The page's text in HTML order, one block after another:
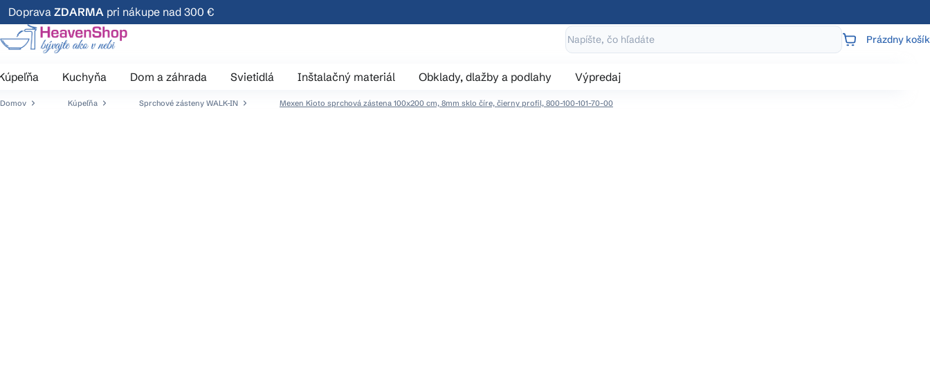
Prejsť
na
obsah
Doprava ZDARMA pri nákupe nad 300 €
NÁKUPNÝ
Prázdny košík
Kuchyňa Dom a záhrada Svietidlá Inštalačný materiál Obklady, dlažby a podlahy Výpredaj
Domov Kúpeľňa Sprchové zásteny WALK-IN Mexen Kioto sprchová zástena 100x200 cm, 8mm sklo číre, čierny profil, 800-100-101-70-00